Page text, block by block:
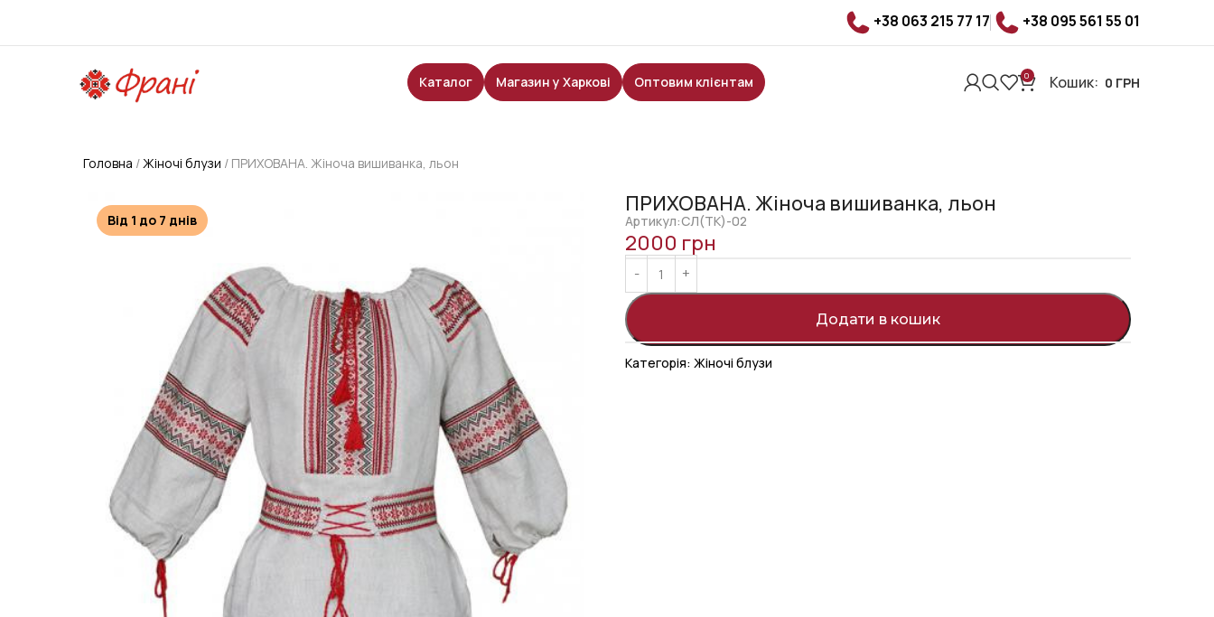
+38 063 215 77 17 +38 095 561 55 01
Каталог Магазин у Харкові Оптовим клієнтам 0 Кошик: 0 ГРН
Головна Жіночі блузи ПРИХОВАНА. Жіноча вишиванка, льон
Від 1 до 7 днів
ПРИХОВАНА. Жіноча вишиванка, льон
Артикул:СЛ(ТК)-02
2000 грн
Додати в кошик
Категорія: Жіночі блузи